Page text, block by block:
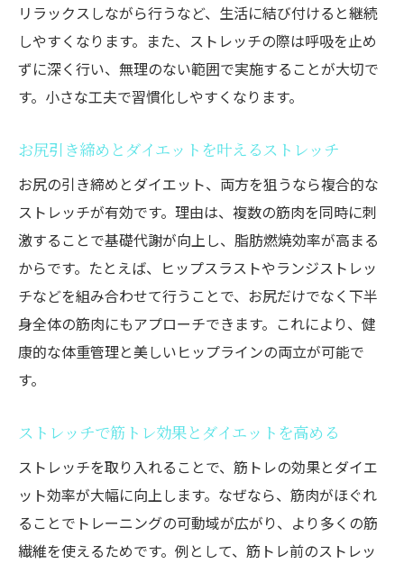
リラックスしながら行うなど、生活に結び付けると継続
しやすくなります。また、ストレッチの際は呼吸を止め
ずに深く行い、無理のない範囲で実施することが大切で
す。小さな工夫で習慣化しやすくなります。
お尻引き締めとダイエットを叶えるストレッチ
お尻の引き締めとダイエット、両方を狙うなら複合的な
ストレッチが有効です。理由は、複数の筋肉を同時に刺
激することで基礎代謝が向上し、脂肪燃焼効率が高まる
からです。たとえば、ヒップスラストやランジストレッ
チなどを組み合わせて行うことで、お尻だけでなく下半
身全体の筋肉にもアプローチできます。これにより、健
康的な体重管理と美しいヒップラインの両立が可能で
す。
ストレッチで筋トレ効果とダイエットを高める
ストレッチを取り入れることで、筋トレの効果とダイエ
ット効率が大幅に向上します。なぜなら、筋肉がほぐれ
ることでトレーニングの可動域が広がり、より多くの筋
繊維を使えるためです。例として、筋トレ前のストレッ